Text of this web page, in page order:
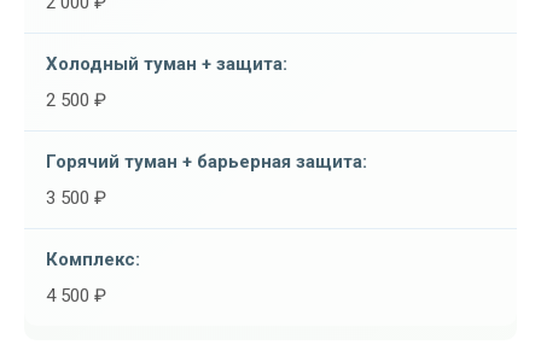
2 500 ₽
3 500 ₽
4 500 ₽